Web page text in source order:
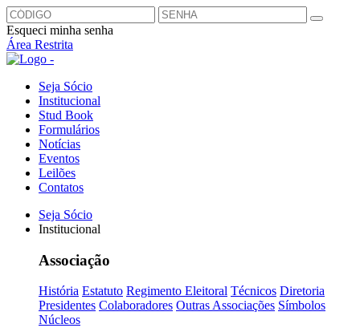
Esqueci minha senha
Área Restrita
Seja Sócio
Institucional
Stud Book
Formulários
Notícias
Eventos
Leilões
Contatos
Seja Sócio
Institucional
Associação
História Estatuto Regimento Eleitoral Técnicos Diretoria
Presidentes Colaboradores Outras Associações Símbolos
Núcleos